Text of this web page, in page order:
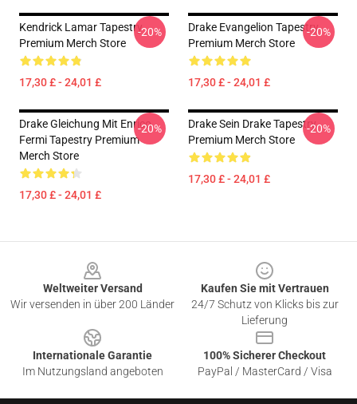
Kendrick Lamar Tapestry
Premium Merch Store
17,30 £ - 24,01 £
-20%
Drake Evangelion Tapestry
Premium Merch Store
17,30 £ - 24,01 £
-20%
Drake Gleichung Mit Enrico
Fermi Tapestry Premium
Merch Store
17,30 £ - 24,01 £
-20%
Drake Sein Drake Tapestry
Premium Merch Store
17,30 £ - 24,01 £
-20%
Weltweiter Versand
Wir versenden in über 200 Länder
Kaufen Sie mit Vertrauen
24/7 Schutz von Klicks bis zur
Lieferung
Internationale Garantie
Im Nutzungsland angeboten
100% Sicherer Checkout
PayPal / MasterCard / Visa